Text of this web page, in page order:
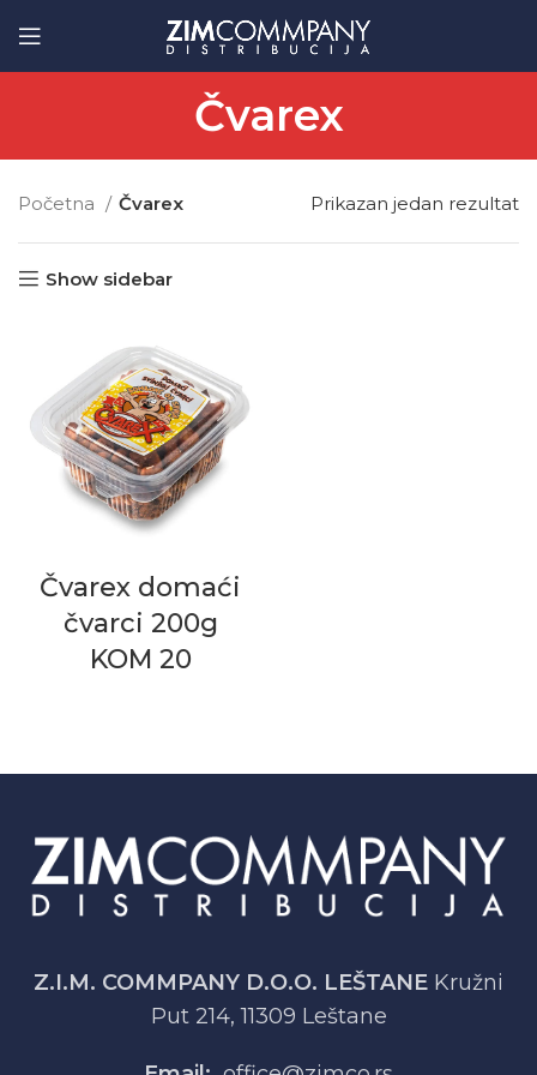
Čvarex
Početna Čvarex Prikazan jedan rezultat
Show sidebar
Čvarex domaći
čvarci 200g
KOM 20
Z.I.M. COMMPANY D.O.O. LEŠTANE Kružni
Put 214, 11309 Leštane